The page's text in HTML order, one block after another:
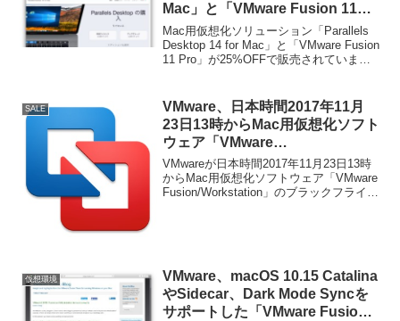
Mac」と「VMware Fusion 11
Pro」が25%OFFセール中。
Mac用仮想化ソリューション「Parallels
Desktop 14 for Mac」と「VMware Fusion
11 Pro」が25%OFFで販売されていま
SALE
VMware、日本時間2017年11月
23日13時からMac用仮想化ソフト
ウェア「VMware
Fusion/Workstation」のブラッ
クフライデーセールを開催。
VMwareが日本時間2017年11月23日13時
からMac用仮想化ソフトウェア「VMware
Fusion/Workstation」のブラックフライデ
仮想環境
VMware、macOS 10.15 Catalina
やSidecar、Dark Mode Syncを
サポートした「VMware Fusion